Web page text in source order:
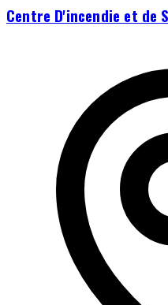
Centre D'incendie et de